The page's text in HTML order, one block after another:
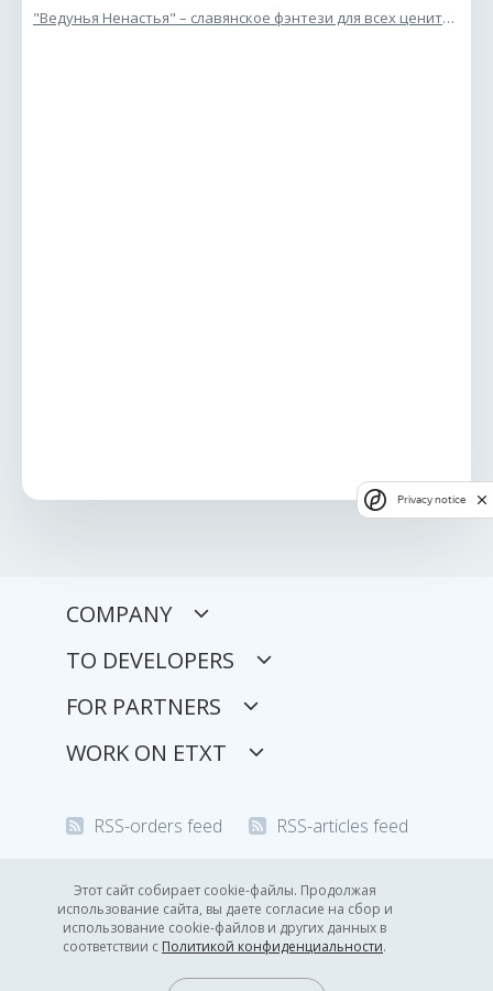
"Ведунья Ненастья" – славянское фэнтези для всех ценителей жанра
Этот сайт собирает cookie-файлы. Продолжая
использование сайта, вы даете согласие на сбор и
использование cookie-файлов и других данных в
соответствии с Политикой конфиденциальности.
COMPANY
TO DEVELOPERS
FOR PARTNERS
WORK ON ETXT
RSS-orders feed RSS-articles feed
© 2008-2026 Econtent Limited
Privacy policy
GMT +3 9.08.2026
Privacy notice